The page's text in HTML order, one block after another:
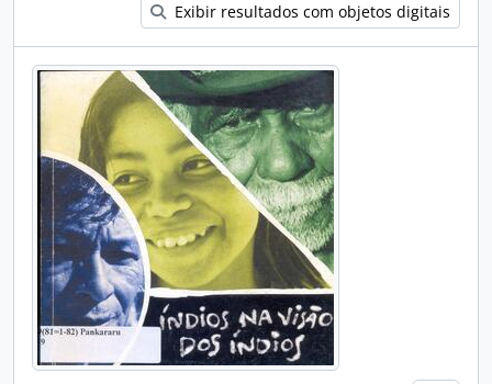
Exibir resultados com objetos digitais